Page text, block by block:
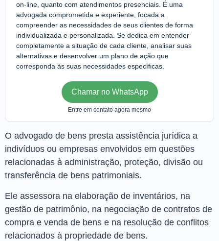
on-line, quanto com atendimentos presenciais. É uma
advogada comprometida e experiente, focada a
compreender as necessidades de seus clientes de forma
individualizada e personalizada. Se dedica em entender
completamente a situação de cada cliente, analisar suas
alternativas e desenvolver um plano de ação que
corresponda às suas necessidades específicas.
Chamar no WhatsApp
Entre em contato agora mesmo
O advogado de bens presta assistência jurídica a
indivíduos ou empresas envolvidos em questões
relacionadas à administração, proteção, divisão ou
transferência de bens patrimoniais.
Ele assessora na elaboração de inventários, na
gestão de patrimônio, na negociação de contratos de
compra e venda de bens e na resolução de conflitos
relacionados à propriedade de bens.